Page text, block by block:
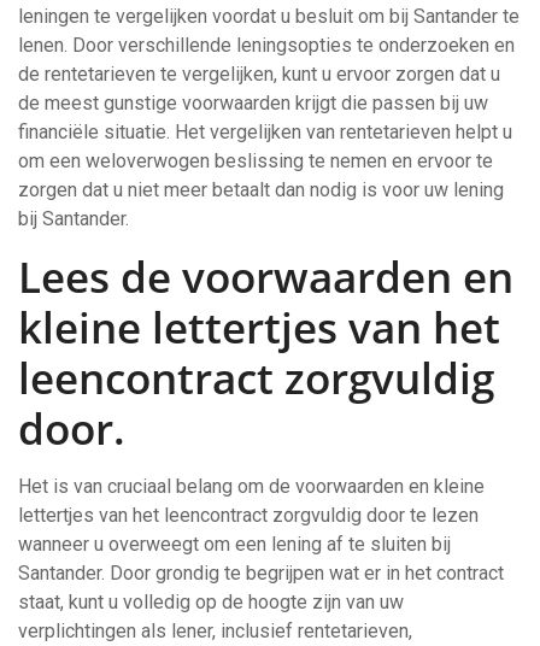
leningen te vergelijken voordat u besluit om bij Santander te
lenen. Door verschillende leningsopties te onderzoeken en
de rentetarieven te vergelijken, kunt u ervoor zorgen dat u
de meest gunstige voorwaarden krijgt die passen bij uw
financiële situatie. Het vergelijken van rentetarieven helpt u
om een weloverwogen beslissing te nemen en ervoor te
zorgen dat u niet meer betaalt dan nodig is voor uw lening
bij Santander.
Lees de voorwaarden en
kleine lettertjes van het
leencontract zorgvuldig
door.
Het is van cruciaal belang om de voorwaarden en kleine
lettertjes van het leencontract zorgvuldig door te lezen
wanneer u overweegt om een lening af te sluiten bij
Santander. Door grondig te begrijpen wat er in het contract
staat, kunt u volledig op de hoogte zijn van uw
verplichtingen als lener, inclusief rentetarieven,